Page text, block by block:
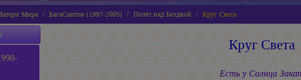
Мира БагаСоитие (1997-2005) Полёт над Бездной Круг Света
Круг Света
Есть у Солнца